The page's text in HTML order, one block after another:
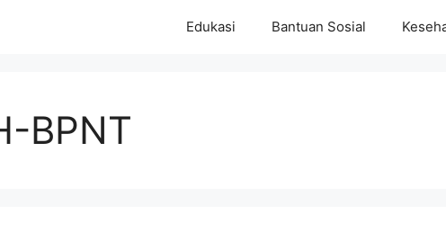
Edukasi Bantuan Sosial
BPNT